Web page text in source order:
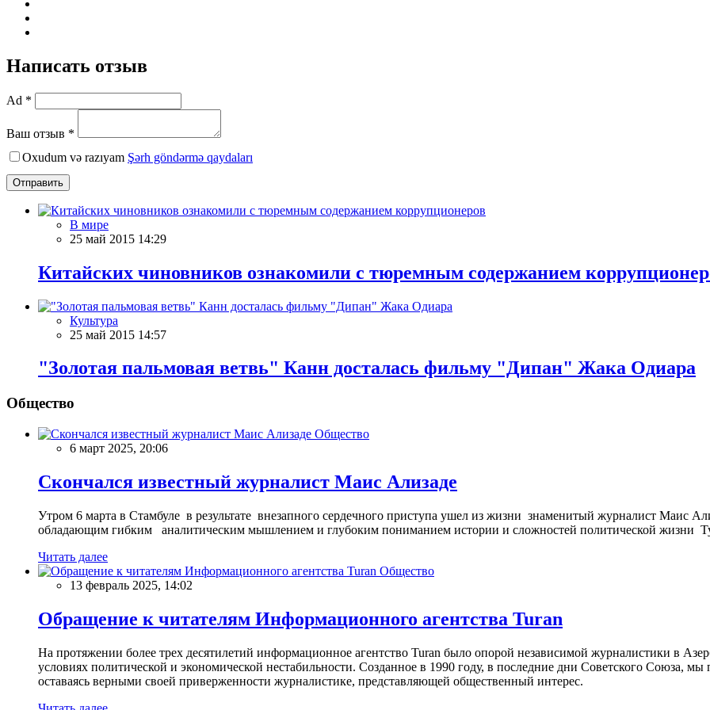
Написать отзыв
Ad *
Ваш отзыв *
Oxudum və razıyam Şərh göndərmə qaydaları
Отправить
В мире
25 май 2015 14:29
Китайских чиновников ознакомили с тюремным содержанием
Культура
25 май 2015 14:57
"Золотая пальмовая ветвь" Канн досталась фильму "Дипан" Жака Одиара
Общество
Общество
6 март 2025, 20:06
Скончался известный журналист Маис Ализаде
Утром 6 марта в Стамбуле в результате внезапного сердечного приступа ушел из жизни знаменитый журналист Маис
обладающим гибким аналитическим мышлением и глубоким пониманием истории и сложностей политической жизни
Читать далее
Общество
13 февраль 2025, 14:02
Обращение к читателям Информационного агентства Turan
На протяжении более трех десятилетий информационное агентство Turan было опорой независимой журналистики в
условиях политической и экономической нестабильности. Созданное в 1990 году, в последние дни Советского Союза,
оставаясь верными своей приверженности журналистике, представляющей общественный интерес.